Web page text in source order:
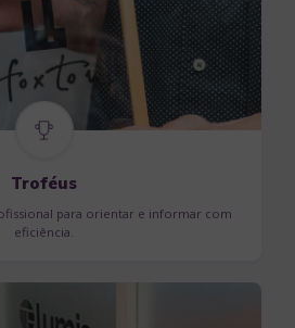
Troféus
para orientar e informar com
eficiência.